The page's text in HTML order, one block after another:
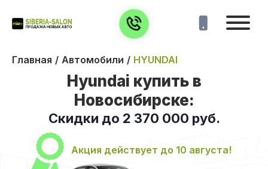
Главная Автомобили HYUNDAI
Hyundai купить в
Новосибирске:
Скидки до 2 370 000 руб.
Акция действует до 10 августа!